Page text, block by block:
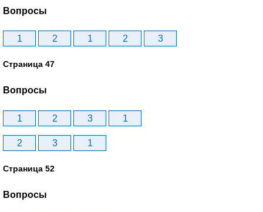
Вопросы
1 2 1 2 3
Страница 47
Вопросы
1 2 3 1
2 3 1
Страница 52
Вопросы